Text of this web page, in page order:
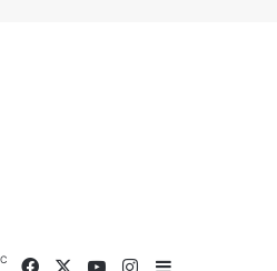
FacebookYouTubeInstagram
Sidebar